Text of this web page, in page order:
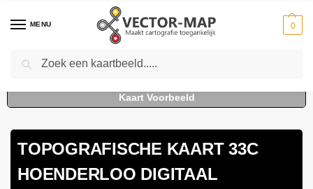
MENU 0
Home Kaarten - Topografische kaarten
TOPOGRAFISCHE KAART 33C
HOENDERLOO DIGITAAL